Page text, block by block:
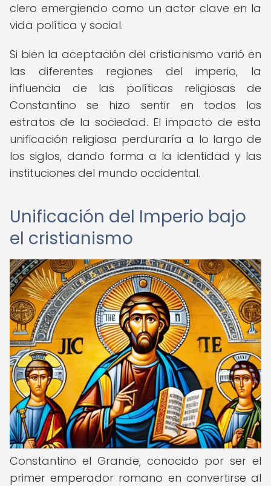
clero emergiendo como un actor clave en la
vida política y social.
Si bien la aceptación del cristianismo varió en
las diferentes regiones del imperio, la
influencia de las políticas religiosas de
Constantino se hizo sentir en todos los
estratos de la sociedad. El impacto de esta
unificación religiosa perduraría a lo largo de
los siglos, dando forma a la identidad y las
instituciones del mundo occidental.
Unificación del Imperio bajo
el cristianismo
Constantino el Grande, conocido por ser el
primer emperador romano en convertirse al